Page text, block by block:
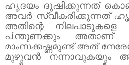
ഹൃദയം ദുഷിക്കുന്നത്
അവർ സ്വീകരിക്കുന്നത്
അതിന്റെ
പിന്തുണക്കും അതാണ്
മാംസക്കഷ്ണമുണ്ട് അത്
മുഴുവൻ നന്നാവുകയും